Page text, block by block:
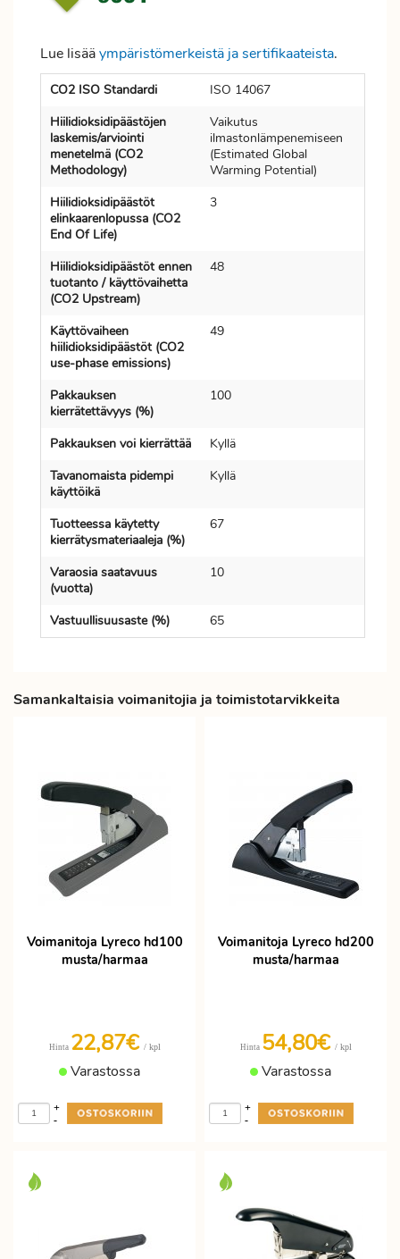
Lue lisääympäristömerkeistä ja sertifikaateista.
CO2 ISO Standardi
ISO 14067
Hiilidioksidipäästöjen
laskemis/arviointi
menetelmä (CO2
Methodology)
Vaikutus
ilmastonlämpenemiseen
(Estimated Global
Warming Potential)
Hiilidioksidipäästöt
elinkaarenlopussa (CO2
End Of Life)
3
Hiilidioksidipäästöt ennen
tuotanto / käyttövaihetta
(CO2 Upstream)
48
Käyttövaiheen
hiilidioksidipäästöt (CO2
use-phase emissions)
49
Pakkauksen
kierrätettävyys (%)
100
Pakkauksen voi kierrättää
Kyllä
Tavanomaista pidempi
käyttöikä
Kyllä
Tuotteessa käytetty
kierrätysmateriaaleja (%)
67
Varaosia saatavuus
(vuotta)
10
Vastuullisuusaste (%) 65
Samankaltaisia voimanitojia ja toimistotarvikkeita
Voimanitoja Lyreco hd100
musta/harmaa
Hinta 22,87€ / kpl
Varastossa
-
+
Voimanitoja Lyreco hd200
musta/harmaa
Hinta 54,80€ / kpl
Varastossa
-
+